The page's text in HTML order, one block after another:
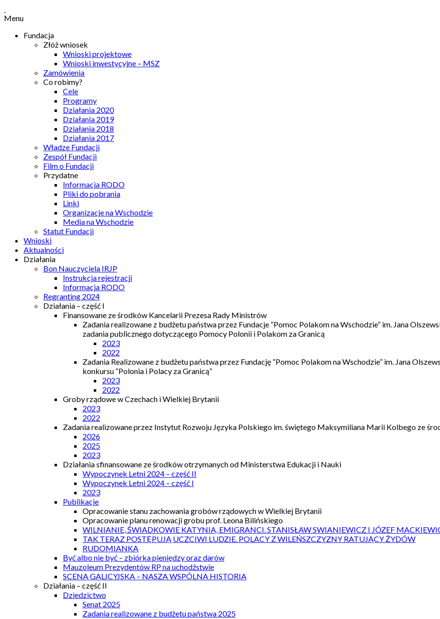
Menu
Fundacja
Złóż wniosek
Wnioski projektowe
Wnioski inwestycyjne – MSZ
Zamówienia
Co robimy?
Cele
Programy
Działania 2020
Działania 2019
Działania 2018
Działania 2017
Władze Fundacji
Zespół Fundacji
Film o Fundacji
Przydatne
Informacja RODO
Pliki do pobrania
Linki
Organizacje na Wschodzie
Media na Wschodzie
Statut Fundacji
Wnioski
Aktualności
Działania
Bon Nauczyciela IRJP
Instrukcja rejestracji
Informacja RODO
Regranting 2024
Działania – część I
Finansowane ze środków Kancelarii Prezesa Rady Ministrów
Zadania realizowane z budżetu państwa przez Fundacje “Pomoc Polakom na Wschodzie” im. Jana
zadania publicznego dotyczącego Pomocy Polonii i Polakom za Granicą
2023
2022
Zadania Realizowane z budżetu państwa przez Fundację “Pomoc Polakom na Wschodzie” im. Jana
konkursu “Polonia i Polacy za Granicą”
2023
2022
Groby rządowe w Czechach i Wielkiej Brytanii
2023
2022
Zadania realizowane przez Instytut Rozwoju Języka Polskiego im. świętego Maksymiliana Marii Kolbego ze
2026
2025
2023
Działania sfinansowane ze środków otrzymanych od Ministerstwa Edukacji i Nauki
Wypoczynek Letni 2024 – część II
Wypoczynek Letni 2024 – część I
2023
Publikacje
Opracowanie stanu zachowania grobów rządowych w Wielkiej Brytanii
Opracowanie planu renowacji grobu prof. Leona Bilińskiego
WILNIANIE, ŚWIADKOWIE KATYNIA, EMIGRANCI. STANISŁAW SWIANIEWICZ I JÓZEF
TAK TERAZ POSTĘPUJĄ UCZCIWI LUDZIE. POLACY Z WILEŃSZCZYZNY RATUJĄCY ŻYDÓW
RUDOMIANKA
Być albo nie być – zbiórka pieniędzy oraz darów
Mauzoleum Prezydentów RP na uchodźstwie
SCENA GALICYJSKA – NASZA WSPÓLNA HISTORIA
Działania – część II
Dziedzictwo
Senat 2025
Zadania realizowane z budżetu państwa 2025